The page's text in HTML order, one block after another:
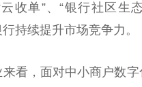
收单”、“银行社区生
持续提升市场竞争力。
看，面对中小商户数字